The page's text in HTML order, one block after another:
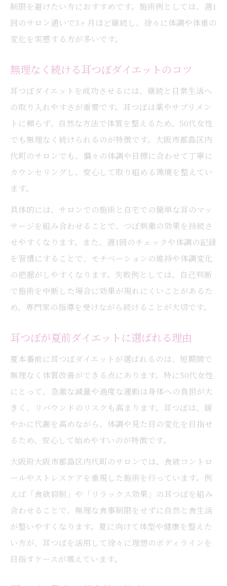
耳つぼでリバウンドを防ぐ生活習慣
ダイエット後も耳つぼで体重キープ
耳つぼダイエットで長期的な変化を実感
耳つぼジュエリー体験で変わる毎日
耳つぼジュエリーの美容効果と安心感
耳つぼジュエリーで心も体もリフレッシュ
耳つぼとジュエリーの相乗効果を体験
健康美を目指すなら耳つぼが選ばれる理由
耳つぼで叶える健康美と体質改善の秘訣
耳つぼダイエットで無理なく美ボディ実現
耳つぼが選ばれる理由とその効果を解説
耳つぼで毎日の美容習慣をサポート
制限を避けたい方におすすめです。施術例としては、週1
回のサロン通いで3ヶ月ほど継続し、徐々に体調や体重の
変化を実感する方が多いです。
無理なく続ける耳つぼダイエットのコツ
耳つぼダイエットを成功させるには、継続と日常生活へ
の取り入れやすさが重要です。耳つぼは薬やサプリメン
トに頼らず、自然な方法で体質を整えるため、50代女性
でも無理なく続けられるのが特徴です。大阪市都島区内
代町のサロンでも、個々の体調や目標に合わせて丁寧に
カウンセリングし、安心して取り組める環境を整えてい
ます。
具体的には、サロンでの施術と自宅での簡単な耳のマッ
サージを組み合わせることで、つぼ刺激の効果を持続さ
せやすくなります。また、週1回のチェックや体調の記録
を習慣にすることで、モチベーションの維持や体調変化
の把握がしやすくなります。失敗例としては、自己判断
で施術を中断した場合に効果が現れにくいことがあるた
め、専門家の指導を受けながら続けることが大切です。
耳つぼが夏前ダイエットに選ばれる理由
夏本番前に耳つぼダイエットが選ばれるのは、短期間で
無理なく体質改善ができる点にあります。特に50代女性
にとって、急激な減量や過度な運動は身体への負担が大
きく、リバウンドのリスクも高まります。耳つぼは、緩
やかに代謝を高めながら、体調や見た目の変化を目指せ
るため、安心して始めやすいのが特徴です。
大阪府大阪市都島区内代町のサロンでは、食欲コントロ
ールやストレスケアを重視した施術を行っています。例
えば「食欲抑制」や「リラックス効果」の耳つぼを組み
合わせることで、無理な食事制限をせずに自然と食生活
が整いやすくなります。夏に向けて体型や健康を整えた
い方が、耳つぼを活用して徐々に理想のボディラインを
目指すケースが増えています。